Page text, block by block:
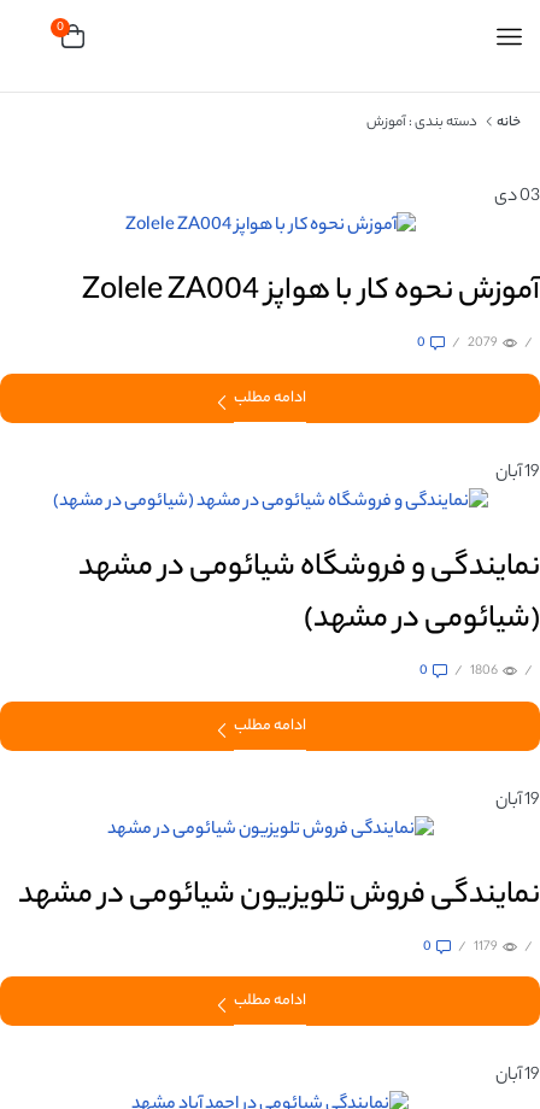
0
خانه دسته بندی : آموزش
03دی
آموزش نحوه کار با هواپز Zolele ZA004
/
2079
/
0
ادامه مطلب
19آبان
نمایندگی و فروشگاه شیائومی در مشهد‌
(شیائومی در مشهد)
/
1806
/
0
ادامه مطلب
19آبان
نمایندگی فروش تلویزیون شیائومی در مشهد
/
1179
/
0
ادامه مطلب
19آبان